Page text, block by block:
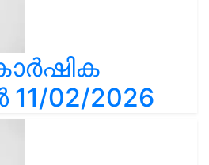
02/2026